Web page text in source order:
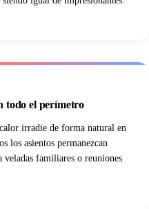
todo el perímetro
irradie de forma natural en
los asientos permanezcan
veladas familiares o reuniones